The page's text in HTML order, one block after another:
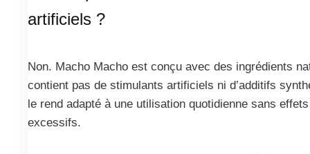
artificiels ?
Non. Macho Macho est conçu avec des ingrédients
contient pas de stimulants artificiels ni d’additifs
le rend adapté à une utilisation quotidienne sans
excessifs.